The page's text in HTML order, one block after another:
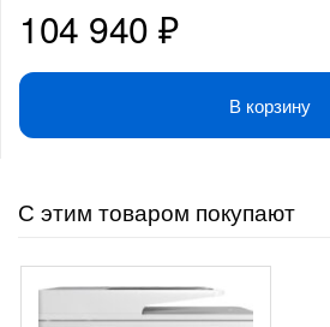
104 940 ₽
В корзину
С этим товаром покупают